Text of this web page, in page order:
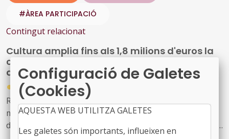
#ÀREA PARTICIPACIÓ
Contingut relacionat
Cultura amplia fins als 1,8 milions d'euros la
convocatòria de subvencions per a festivals
de música d'alt interès cultural
●
31/07/2026
Resolució CLT/2702/2026, de 24 de juliol, per la qual es
modifica la dotació de la convocatòria per a la concessió
de subvencions, en règim de concurrència competitiva, a
Configuració de Galetes
(Cookies)
AQUESTA WEB UTILITZA GALETES
Les galetes són importants, influeixen en